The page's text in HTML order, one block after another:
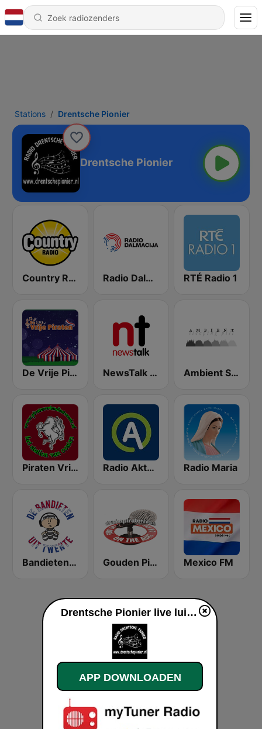
Stations Drentsche Pionier
Drentsche Pionier
Country Radio Radio Dalmacija RTÉ Radio 1
De Vrije Piraten NewsTalk 106-108 Ambient Sleeping Pill
Piraten Vrienden Twente Radio Aktual Radio Maria
Bandieten uit Twente - Piratenmuziek Gouden Piratenhits Mexico FM
Drentsche Pionier live luisteren
APP DOWNLOADEN